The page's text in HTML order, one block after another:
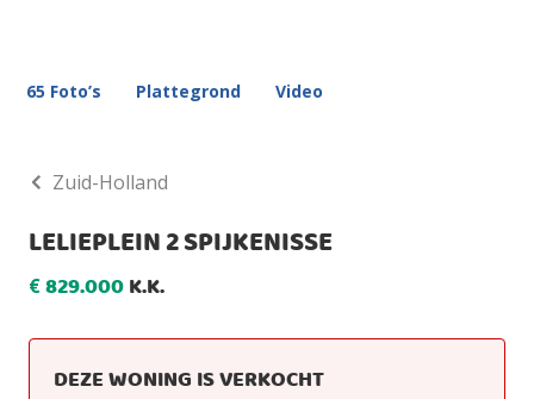
65 Foto’s Plattegrond Video
Zuid-Holland
LELIEPLEIN 2 SPIJKENISSE
€829.000K.K.
DEZE WONING IS VERKOCHT